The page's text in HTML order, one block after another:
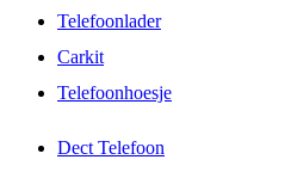
Telefoonlader
Carkit
Telefoonhoesje
Dect Telefoon